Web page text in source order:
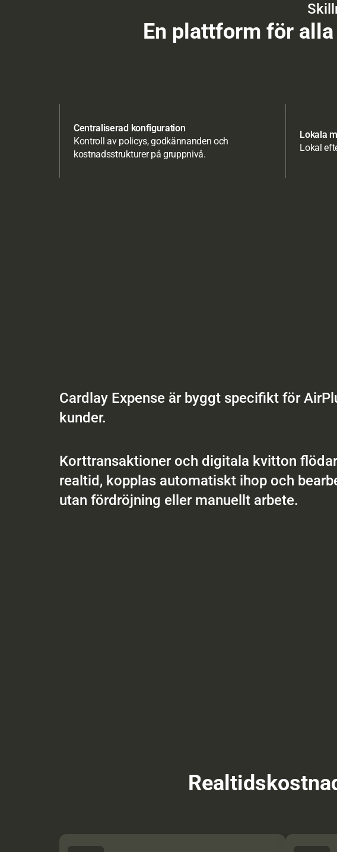
En plattform för
Centraliserad konfiguration
Kontroll av policys, godkännanden och
kostnadsstrukturer på gruppnivå.
Lokala
Lokal
Cardlay Expense är byggt specifikt för
kunder.
Korttransaktioner och digitala kvitton
realtid, kopplas automatiskt ihop och
utan fördröjning eller manuellt arbete.